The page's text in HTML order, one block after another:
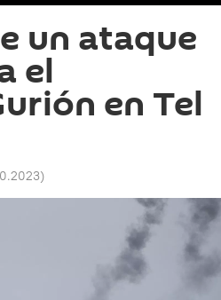
un ataque
el
en Tel
)